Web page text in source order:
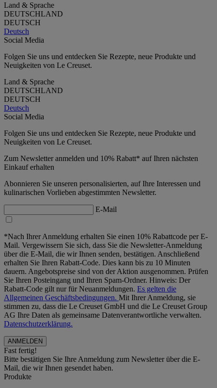
Land & Sprache
DEUTSCHLAND
DEUTSCH
Deutsch
Social Media
Folgen Sie uns und entdecken Sie Rezepte, neue Produkte und
Neuigkeiten von Le Creuset.
Land & Sprache
DEUTSCHLAND
DEUTSCH
Deutsch
Social Media
Folgen Sie uns und entdecken Sie Rezepte, neue Produkte und
Neuigkeiten von Le Creuset.
Zum Newsletter anmelden und 10% Rabatt* auf Ihren nächsten
Einkauf erhalten
Abonnieren Sie unseren personalisierten, auf Ihre Interessen und
kulinarischen Vorlieben abgestimmten Newsletter.
E-Mail
*Nach Ihrer Anmeldung erhalten Sie einen 10% Rabattcode per E-
Mail. Vergewissern Sie sich, dass Sie die Newsletter-Anmeldung
über die E-Mail, die wir Ihnen senden, bestätigen. Anschließend
erhalten Sie Ihren Rabatt-Code. Dies kann bis zu 10 Minuten
dauern. Angebotspreise sind von der Aktion ausgenommen. Prüfen
Sie Ihren Posteingang und Ihren Spam-Ordner. Hinweis: Der
Rabatt-Code gilt nur für Neuanmeldungen. Es gelten die
Allgemeinen Geschäftsbedingungen. Mit Ihrer Anmeldung, sie
stimmen zu, dass die Le Creuset GmbH und die Le Creuset Group
AG Ihre Daten als gemeinsame Datenverantwortliche verwalten.
Datenschutzerklärung.
Fast fertig!
Bitte bestätigen Sie Ihre Anmeldung zum Newsletter über die E-
Mail, die wir Ihnen gesendet haben.
Produkte